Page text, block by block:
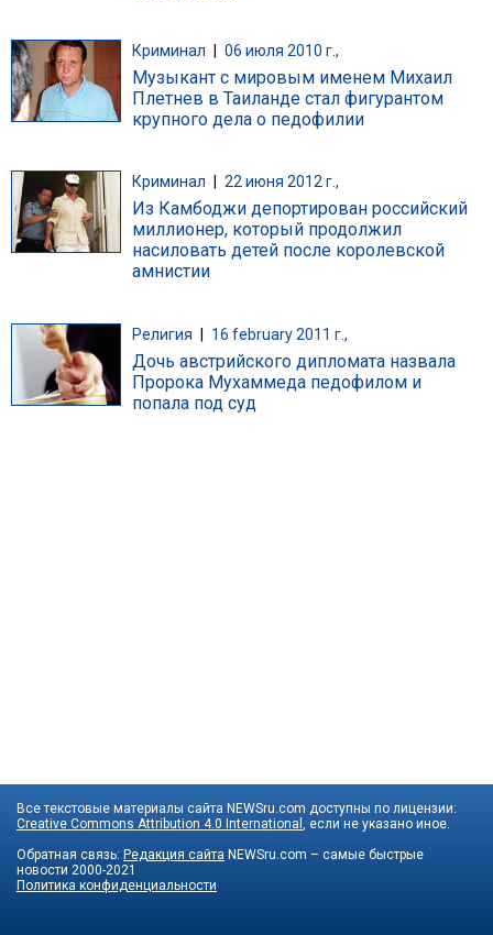
Криминал 06 июля 2010 г.,
Музыкант с мировым именем Михаил
Плетнев в Таиланде стал фигурантом
крупного дела о педофилии
Криминал 22 июня 2012 г.,
Из Камбоджи депортирован российский
миллионер, который продолжил
насиловать детей после королевской
амнистии
Религия | 16 february 2011 г.,
Дочь австрийского дипломата назвала
Пророка Мухаммеда педофилом и
попала под суд
Все текстовые материалы сайта NEWSru.com доступны по лицензии:
Creative Commons Attribution 4.0 International , если не указано иное.
Обратная связь: Редакция сайта NEWSru.com – самые быстрые
новости 2000-2021
Политика конфиденциальности